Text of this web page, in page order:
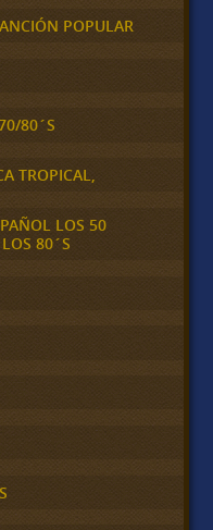
POPULAR
80´S
TROPICAL,
LOS 50
80´S